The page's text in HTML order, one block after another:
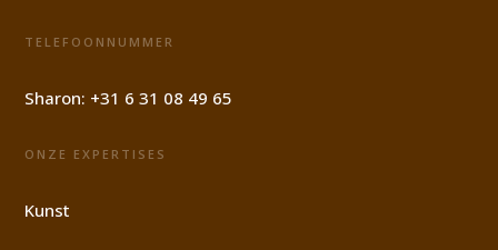
TELEFOONNUMMER
Sharon: +31 6 31 08 49 65
ONZE EXPERTISES
Kunst